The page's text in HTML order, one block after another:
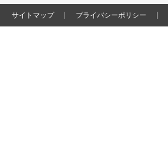
サイトマップ プライバシーポリシー